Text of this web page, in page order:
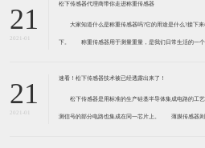
21
2021-01
松下传感器代理商带你走进称重传感器
大家知道什么是称重传感器吗?它的用途是什么?接下来
下。 称重传感器用于测量重量，是我们日常生活的一个
带有应变片的弹性体组成。弹性体通常由钢
21
2021-01
速看！松下传感器技术被已经透露出来了！
松下传感器是用标准的生产硅基半导体集成电路的工艺
测信号的部分电路也集成在同一芯片上。 薄膜传感器则